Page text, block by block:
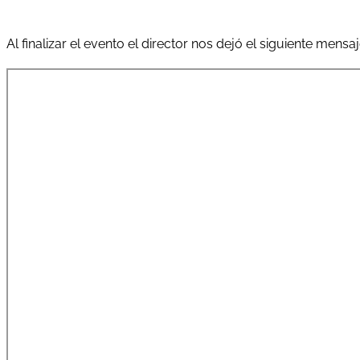
Al finalizar el evento el director nos dejó el siguiente